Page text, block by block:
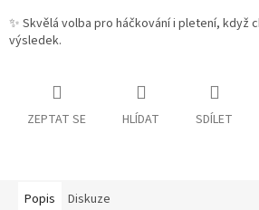
✨ Skvělá volba pro háčkování i pletení, když
výsledek.
ZEPTAT SE HLÍDAT SDÍLET
Popis Diskuze